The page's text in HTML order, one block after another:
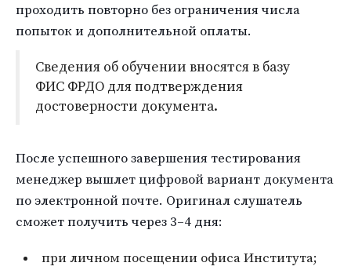
проходить повторно без ограничения числа
попыток и дополнительной оплаты.
Сведения об обучении вносятся в базу
ФИС ФРДО для подтверждения
достоверности документа.
После успешного завершения тестирования
менеджер вышлет цифровой вариант документа
по электронной почте. Оригинал слушатель
сможет получить через 3–4 дня:
при личном посещении офиса Института;